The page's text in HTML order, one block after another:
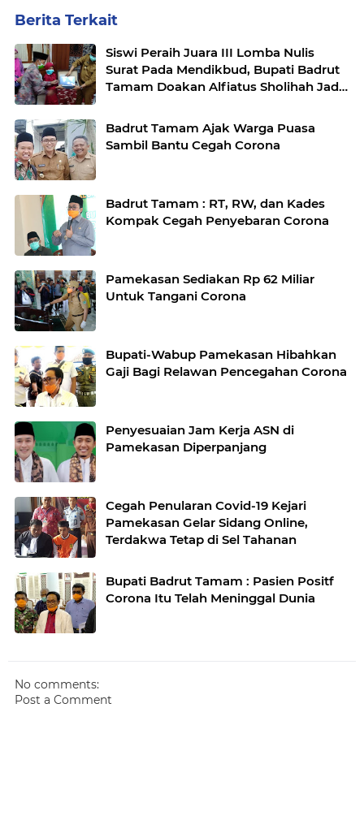
Berita Terkait
Siswi Peraih Juara III Lomba Nulis
Surat Pada Mendikbud, Bupati Badrut
Tamam Doakan Alfiatus Sholihah Jadi
Badrut Tamam Ajak Warga Puasa
Sambil Bantu Cegah Corona
Badrut Tamam : RT, RW, dan Kades
Kompak Cegah Penyebaran Corona
Pamekasan Sediakan Rp 62 Miliar
Untuk Tangani Corona
Bupati-Wabup Pamekasan Hibahkan
Gaji Bagi Relawan Pencegahan Corona
Penyesuaian Jam Kerja ASN di
Pamekasan Diperpanjang
Cegah Penularan Covid-19 Kejari
Pamekasan Gelar Sidang Online,
Terdakwa Tetap di Sel Tahanan
Bupati Badrut Tamam : Pasien Positf
Corona Itu Telah Meninggal Dunia
No comments:
Post a Comment